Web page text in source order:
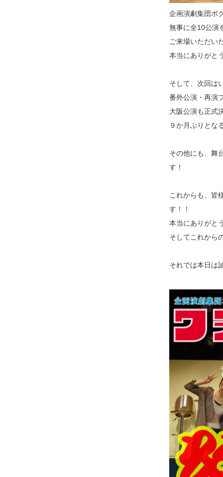
企画演劇集団ボ
無事に全10公演
ご来場いただい
本当にありがと
そして、次回は
番外公演・再演
大阪公演も正式
９か月ぶりとな
その他にも、舞
す！
これからも、皆
す！！
本当にありがと
そしてこれから
それでは本日は